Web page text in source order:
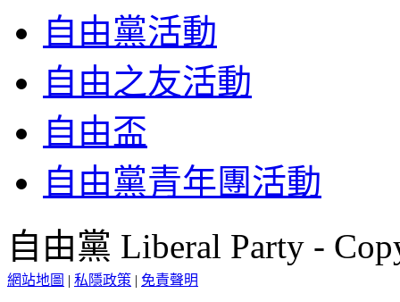
自由黨活動
自由之友活動
自由盃
自由黨青年團活動
自由黨 Liberal Party -
網站地圖 | 私隱政策 | 免責聲明